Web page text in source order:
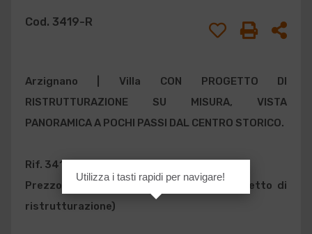
Cod. 3419-R
Arzignano |Villa CON PROGETTO DI
RISTRUTTURAZIONE SU MISURA, VISTA
PANORAMICA A POCHI PASSI DAL CENTRO STORICO.
Rif. 3419 - R
Prezzo: € 980.000 (comprensivo di progetto di
ristrutturazione)
Utilizza i tasti rapidi per navigare!